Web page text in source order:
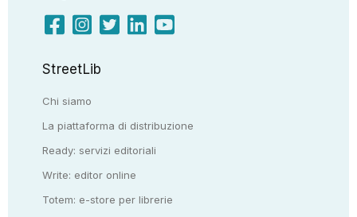
StreetLib
Chi siamo
La piattaforma di distribuzione
Ready: servizi editoriali
Write: editor online
Totem: e-store per librerie